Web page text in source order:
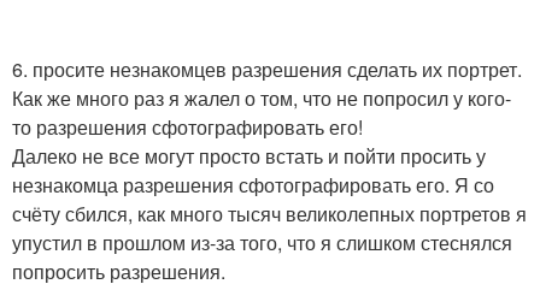
6. просите незнакомцев разрешения сделать их портрет.
Как же много раз я жалел о том, что не попросил у кого-
то разрешения сфотографировать его!
Далеко не все могут просто встать и пойти просить у
незнакомца разрешения сфотографировать его. Я со
счёту сбился, как много тысяч великолепных портретов я
упустил в прошлом из-за того, что я слишком стеснялся
попросить разрешения.